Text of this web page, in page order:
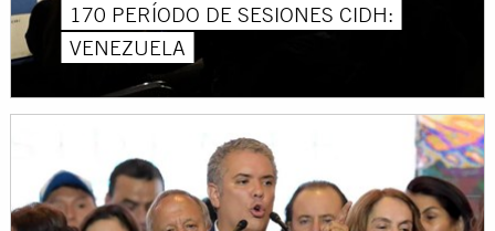
170 PERÍODO DE SESIONES CIDH:
VENEZUELA